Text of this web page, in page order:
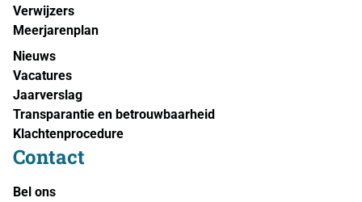
Verwijzers
Meerjarenplan
Nieuws
Vacatures
Jaarverslag
Transparantie en betrouwbaarheid
Klachtenprocedure
Contact
Bel ons